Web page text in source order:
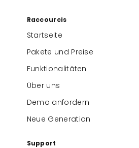
Raccourcis
Startseite
Pakete und Preise
Funktionalitäten
Über uns
Demo anfordern
Neue Generation
Support